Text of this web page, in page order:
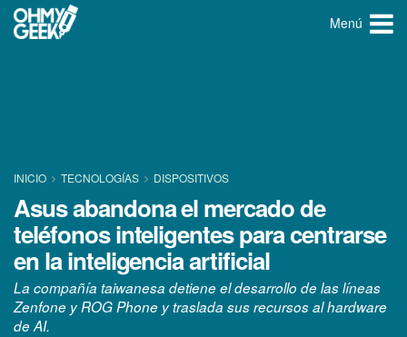
Menú
INICIO TECNOLOGÍ­AS DISPOSITIVOS
Asus abandona el mercado de
teléfonos inteligentes para centrarse
en la inteligencia artificial
La compañía taiwanesa detiene el desarrollo de las líneas
Zenfone y ROG Phone y traslada sus recursos al hardware
de AI.